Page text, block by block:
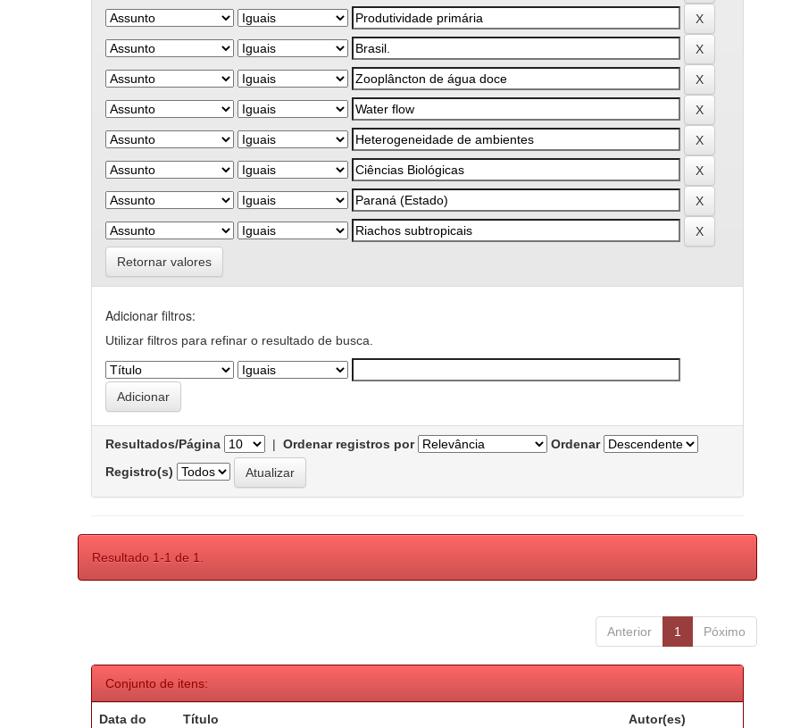
Retornar valores
Adicionar filtros:
Utilizar filtros para refinar o resultado de busca.
Resultados/Página | Ordenar registros por
Ordenar
Registro(s)
Resultado 1-1 de 1.
Anterior 1 Póximo
Conjunto de itens:
Data do Título Autor(es)